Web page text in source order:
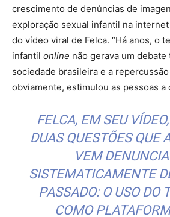
crescimento de denúncias de
exploração sexual infantil na
do vídeo viral de Felca. “Há anos, o
infantil online não gerava um debate
sociedade brasileira e a
obviamente, estimulou as pessoas a
FELCA, EM SEU
DUAS QUESTÕES QUE
VEM
SISTEMATICAMENTE
PASSADO: O USO DO
COMO